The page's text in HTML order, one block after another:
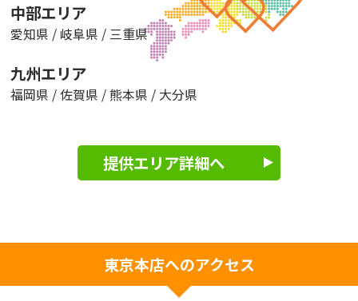
中部エリア
愛知県 / 岐阜県 / 三重県
九州エリア
福岡県 /佐賀県 /熊本県 / 大分県
提供エリア詳細へ
東京本店へのアクセス